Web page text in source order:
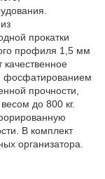
прокатки
профиля 1,5 мм
фосфатированием
прочности,
до 800 кг.
В комплект
организатора.